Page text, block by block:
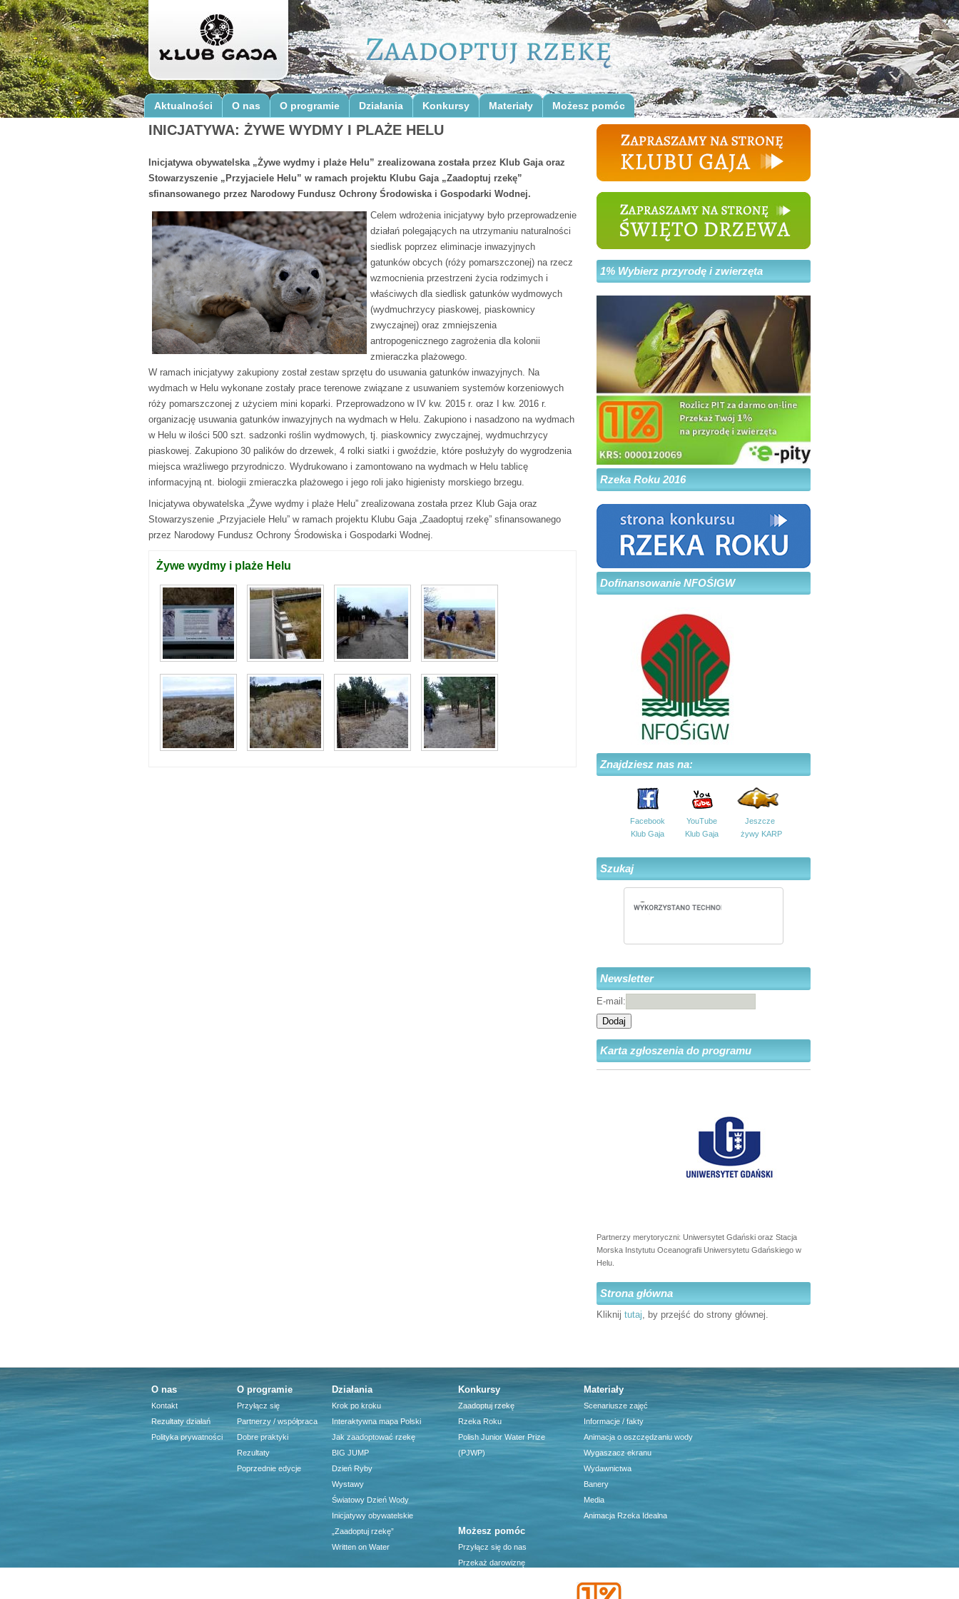
Aktualności O nas O programie Działania Konkursy Materiały Możesz pomóc
INICJATYWA: ŻYWE WYDMY I PLAŻE HELU
Inicjatywa obywatelska „Żywe wydmy i plaże Helu” zrealizowana została przez Klub Gaja oraz
Stowarzyszenie „Przyjaciele Helu” w ramach projektu Klubu Gaja „Zaadoptuj rzekę”
sfinansowanego przez Narodowy Fundusz Ochrony Środowiska i Gospodarki Wodnej.
Celem wdrożenia inicjatywy było przeprowadzenie
działań polegających na utrzymaniu naturalności
siedlisk poprzez eliminacje inwazyjnych
gatunków obcych (róży pomarszczonej) na rzecz
wzmocnienia przestrzeni życia rodzimych i
właściwych dla siedlisk gatunków wydmowych
(wydmuchrzycy piaskowej, piaskownicy
zwyczajnej) oraz zmniejszenia
antropogenicznego zagrożenia dla kolonii
zmieraczka plażowego.
W ramach inicjatywy zakupiony został zestaw sprzętu do usuwania gatunków inwazyjnych. Na
wydmach w Helu wykonane zostały prace terenowe związane z usuwaniem systemów korzeniowych
róży pomarszczonej z użyciem mini koparki. Przeprowadzono w IV kw. 2015 r. oraz I kw. 2016 r.
organizację usuwania gatunków inwazyjnych na wydmach w Helu. Zakupiono i nasadzono na wydmach
w Helu w ilości 500 szt. sadzonki roślin wydmowych, tj. piaskownicy zwyczajnej, wydmuchrzycy
piaskowej. Zakupiono 30 palików do drzewek, 4 rolki siatki i gwoździe, które posłużyły do wygrodzenia
miejsca wrażliwego przyrodniczo. Wydrukowano i zamontowano na wydmach w Helu tablicę
informacyjną nt. biologii zmieraczka plażowego i jego roli jako higienisty morskiego brzegu.
Inicjatywa obywatelska „Żywe wydmy i plaże Helu” zrealizowana została przez Klub Gaja oraz
Stowarzyszenie „Przyjaciele Helu” w ramach projektu Klubu Gaja „Zaadoptuj rzekę” sfinansowanego
przez Narodowy Fundusz Ochrony Środowiska i Gospodarki Wodnej.
Żywe wydmy i plaże Helu
1% Wybierz przyrodę i zwierzęta
Rzeka Roku 2016
Dofinansowanie NFOŚIGW
Znajdziesz nas na:
Facebook
Klub Gaja
YouTube
Klub Gaja
Jeszcze
żywy KARP
Szukaj
Newsletter
E-mail:
Dodaj
Karta zgłoszenia do programu
Partnerzy merytoryczni: Uniwersytet Gdański oraz Stacja
Morska Instytutu Oceanografii Uniwersytetu Gdańskiego w
Helu.
Strona główna
Kliknij tutaj, by przejść do strony głównej.
O nas
Kontakt
Rezultaty działań
Polityka prywatności
O programie
Przyłącz się
Partnerzy / współpraca
Dobre praktyki
Rezultaty
Poprzednie edycje
Działania
Krok po kroku
Interaktywna mapa Polski
Jak zaadoptować rzekę
BIG JUMP
Dzień Ryby
Wystawy
Światowy Dzień Wody
Inicjatywy obywatelskie
„Zaadoptuj rzekę”
Written on Water
Konkursy
Zaadoptuj rzekę
Rzeka Roku
Polish Junior Water Prize
(PJWP)
Materiały
Scenariusze zajęć
Informacje / fakty
Animacja o oszczędzaniu wody
Wygaszacz ekranu
Wydawnictwa
Banery
Media
Animacja Rzeka Idealna
Możesz pomóc
Przyłącz się do nas
Przekaż darowiznę